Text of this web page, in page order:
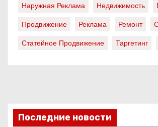
Наружная Реклама
Недвижимость
Продвижение
Реклама Ремонт
Статейное Продвижение
Таргетинг
Последние новости